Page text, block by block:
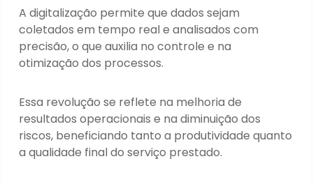
A digitalização permite que dados sejam
coletados em tempo real e analisados com
precisão, o que auxilia no controle e na
otimização dos processos.
Essa revolução se reflete na melhoria de
resultados operacionais e na diminuição dos
riscos, beneficiando tanto a produtividade quanto
a qualidade final do serviço prestado.